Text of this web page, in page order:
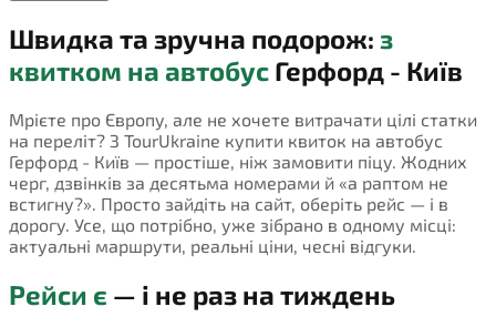
Швидка та зручна подорож: з
квитком на автобус Герфорд - Київ
Мрієте про Європу, але не хочете витрачати цілі статки
на переліт? З TourUkraine купити квиток на автобус
Герфорд - Київ — простіше, ніж замовити піцу. Жодних
черг, дзвінків за десятьма номерами й «а раптом не
встигну?». Просто зайдіть на сайт, оберіть рейс — і в
дорогу. Усе, що потрібно, уже зібрано в одному місці:
актуальні маршрути, реальні ціни, чесні відгуки.
Рейси є — і не раз на тиждень